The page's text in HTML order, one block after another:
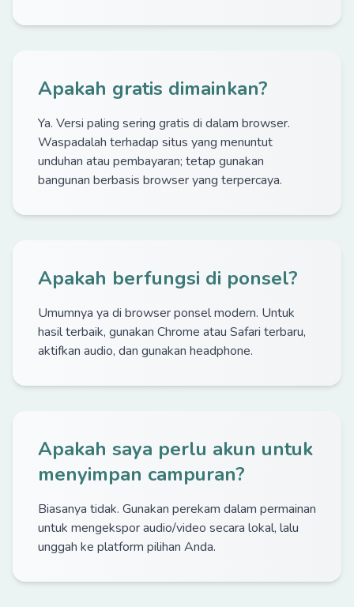
Apakah gratis dimainkan?
Ya. Versi paling sering gratis di dalam browser.
Waspadalah terhadap situs yang menuntut
unduhan atau pembayaran; tetap gunakan
bangunan berbasis browser yang terpercaya.
Apakah berfungsi di ponsel?
Umumnya ya di browser ponsel modern. Untuk
hasil terbaik, gunakan Chrome atau Safari terbaru,
aktifkan audio, dan gunakan headphone.
Apakah saya perlu akun untuk
menyimpan campuran?
Biasanya tidak. Gunakan perekam dalam permainan
untuk mengekspor audio/video secara lokal, lalu
unggah ke platform pilihan Anda.